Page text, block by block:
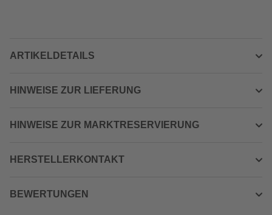
ARTIKELDETAILS
HINWEISE ZUR LIEFERUNG
HINWEISE ZUR MARKTRESERVIERUNG
HERSTELLERKONTAKT
BEWERTUNGEN